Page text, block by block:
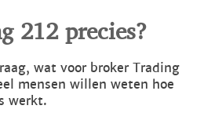
212 precies?
wat voor broker Trading
mensen willen weten hoe
werkt.